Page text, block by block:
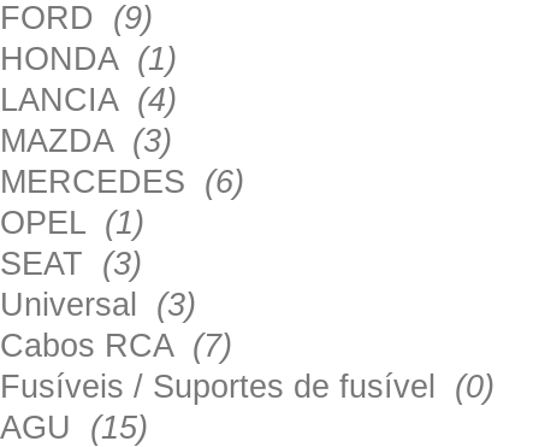
FORD (9)
HONDA (1)
LANCIA (4)
MAZDA (3)
MERCEDES (6)
OPEL (1)
SEAT (3)
Universal (3)
Cabos RCA (7)
Fusíveis / Suportes de fusível (0)
AGU (15)